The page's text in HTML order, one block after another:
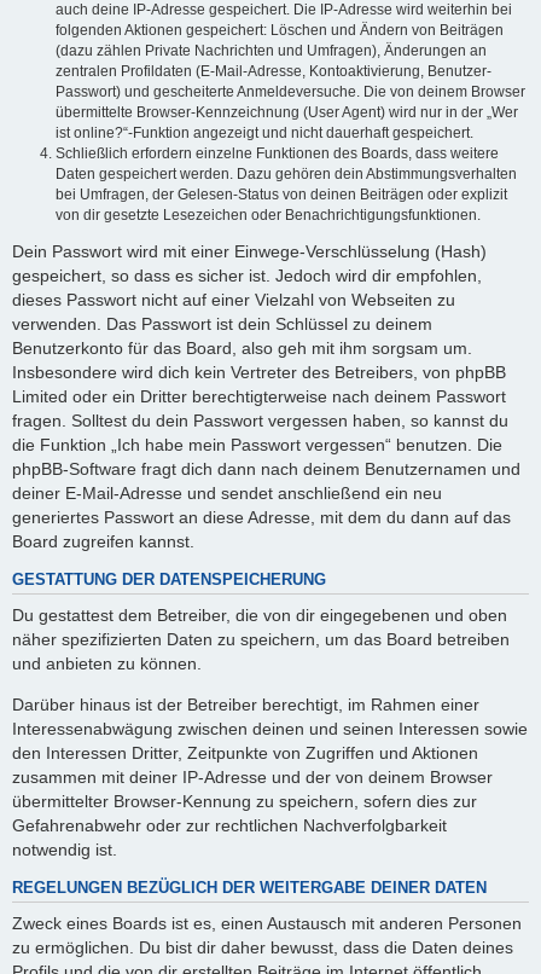
auch deine IP-Adresse gespeichert. Die IP-Adresse wird weiterhin bei
folgenden Aktionen gespeichert: Löschen und Ändern von Beiträgen
(dazu zählen Private Nachrichten und Umfragen), Änderungen an
zentralen Profildaten (E-Mail-Adresse, Kontoaktivierung, Benutzer-
Passwort) und gescheiterte Anmeldeversuche. Die von deinem Browser
übermittelte Browser-Kennzeichnung (User Agent) wird nur in der „Wer
ist online?“-Funktion angezeigt und nicht dauerhaft gespeichert.
Schließlich erfordern einzelne Funktionen des Boards, dass weitere
Daten gespeichert werden. Dazu gehören dein Abstimmungsverhalten
bei Umfragen, der Gelesen-Status von deinen Beiträgen oder explizit
von dir gesetzte Lesezeichen oder Benachrichtigungsfunktionen.
Dein Passwort wird mit einer Einwege-Verschlüsselung (Hash)
gespeichert, so dass es sicher ist. Jedoch wird dir empfohlen,
dieses Passwort nicht auf einer Vielzahl von Webseiten zu
verwenden. Das Passwort ist dein Schlüssel zu deinem
Benutzerkonto für das Board, also geh mit ihm sorgsam um.
Insbesondere wird dich kein Vertreter des Betreibers, von phpBB
Limited oder ein Dritter berechtigterweise nach deinem Passwort
fragen. Solltest du dein Passwort vergessen haben, so kannst du
die Funktion „Ich habe mein Passwort vergessen“ benutzen. Die
phpBB-Software fragt dich dann nach deinem Benutzernamen und
deiner E-Mail-Adresse und sendet anschließend ein neu
generiertes Passwort an diese Adresse, mit dem du dann auf das
Board zugreifen kannst.
GESTATTUNG DER DATENSPEICHERUNG
Du gestattest dem Betreiber, die von dir eingegebenen und oben
näher spezifizierten Daten zu speichern, um das Board betreiben
und anbieten zu können.
Darüber hinaus ist der Betreiber berechtigt, im Rahmen einer
Interessenabwägung zwischen deinen und seinen Interessen sowie
den Interessen Dritter, Zeitpunkte von Zugriffen und Aktionen
zusammen mit deiner IP-Adresse und der von deinem Browser
übermittelter Browser-Kennung zu speichern, sofern dies zur
Gefahrenabwehr oder zur rechtlichen Nachverfolgbarkeit
notwendig ist.
REGELUNGEN BEZÜGLICH DER WEITERGABE DEINER DATEN
Zweck eines Boards ist es, einen Austausch mit anderen Personen
zu ermöglichen. Du bist dir daher bewusst, dass die Daten deines